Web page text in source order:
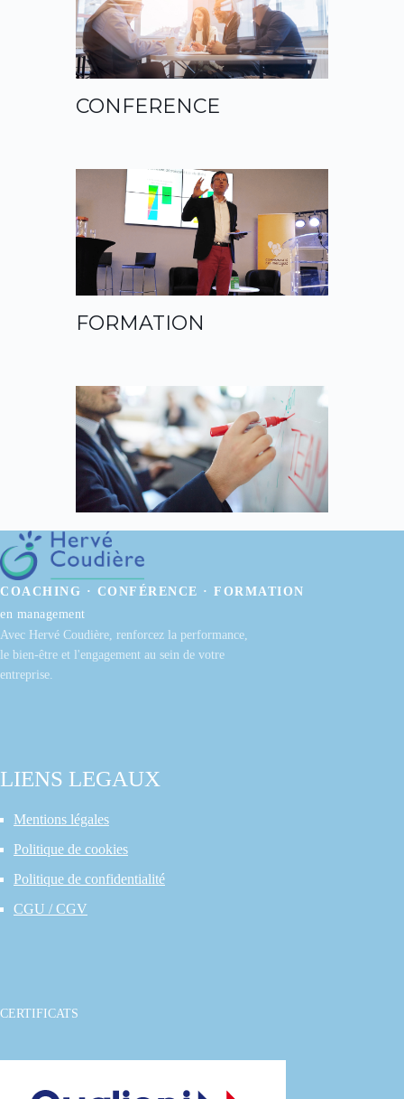
CONFERENCE
FORMATION
COACHING · CONFÉRENCE · FORMATION
en management
Avec Hervé Coudière, renforcez la performance,
le bien-être et l'engagement au sein de votre
entreprise.
LIENS LEGAUX
Mentions légales
Politique de cookies
Politique de confidentialité
CGU / CGV
CERTIFICATS